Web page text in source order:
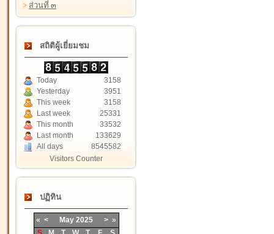
> ส่วนที่ ๓
สถิติผู้เยี่ยมชม
Today
3158
Yesterday
3951
This week
3158
Last week
25331
This month
33532
Last month
133629
All days
8545582
Visitors Counter
ปฏิทิน
« < May 2025 > »